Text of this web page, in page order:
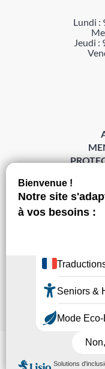
Lundi :
Jeudi :
POLITIQUE
© Pechabou 2022 |